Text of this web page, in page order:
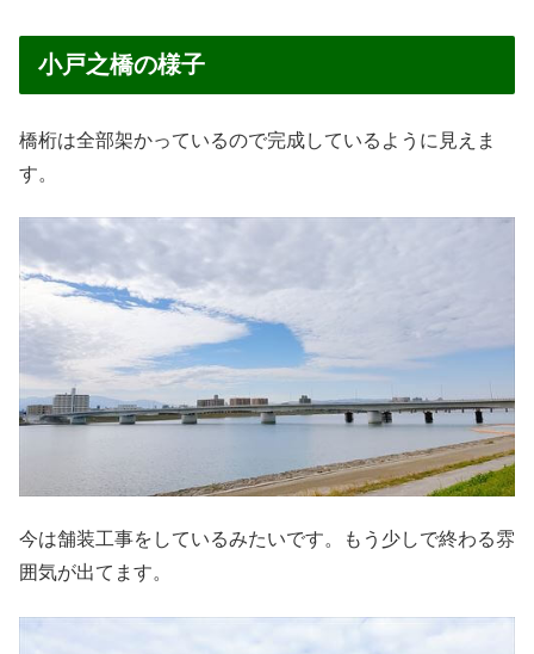
小戸之橋の様子
橋桁は全部架かっているので完成しているように見えま
す。
今は舗装工事をしているみたいです。もう少しで終わる雰
囲気が出てます。